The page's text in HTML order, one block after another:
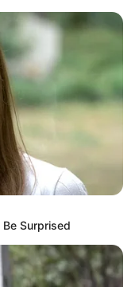
de Roupas
Surprised